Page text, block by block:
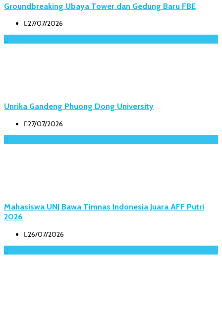
Groundbreaking Ubaya Tower dan Gedung Baru FBE
27/07/2026
Unrika Gandeng Phuong Dong University
27/07/2026
Mahasiswa UNJ Bawa Timnas Indonesia Juara AFF Putri
2026
26/07/2026